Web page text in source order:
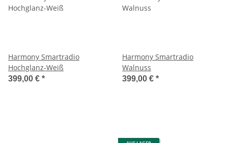
Harmony Smartradio
Hochglanz-Weiß
399,00 € *
Harmony Smartradio
Walnuss
399,00 € *